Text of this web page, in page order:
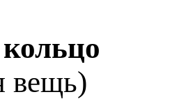
вещь)